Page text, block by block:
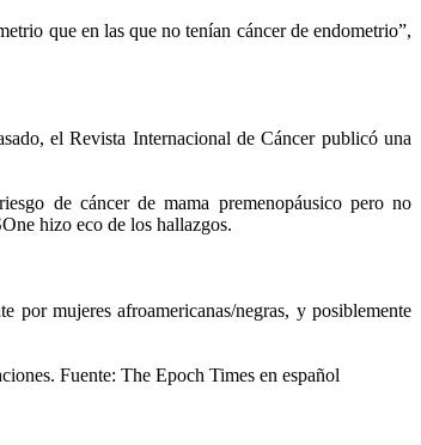
que en las que no tenían cáncer de endometrio”,
el Revista Internacional de Cáncer publicó una
de cáncer de mama premenopáusico pero no
hizo eco de los hallazgos.
por mujeres afroamericanas/negras, y posiblemente
Fuente: The Epoch Times en español